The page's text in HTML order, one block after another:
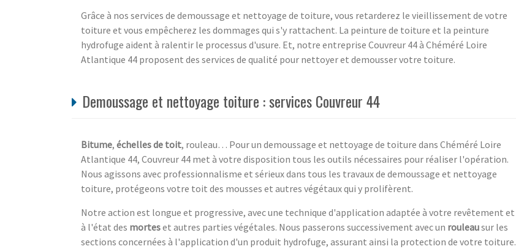
Grâce à nos services de demoussage et nettoyage de toiture, vous retarderez le vieillissement de votre
toiture et vous empêcherez les dommages qui s'y rattachent. La peinture de toiture et la peinture
hydrofuge aident à ralentir le processus d'usure. Et, notre entreprise Couvreur 44 à Chéméré Loire
Atlantique 44 proposent des services de qualité pour nettoyer et demousser votre toiture.
Demoussage et nettoyage toiture : services Couvreur 44
Bitume, échelles de toit, rouleau… Pour un demoussage et nettoyage de toiture dans Chéméré Loire
Atlantique 44, Couvreur 44 met à votre disposition tous les outils nécessaires pour réaliser l'opération.
Nous agissons avec professionnalisme et sérieux dans tous les travaux de demoussage et nettoyage
toiture, protégeons votre toit des mousses et autres végétaux qui y prolifèrent.
Notre action est longue et progressive, avec une technique d'application adaptée à votre revêtement et
à l'état des morteset autres parties végétales. Nous passerons successivement avec un rouleausur les
sections concernées à l'application d'un produit hydrofuge, assurant ainsi la protection de votre toiture.